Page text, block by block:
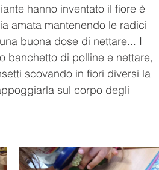
hanno inventato il fiore è
amata mantenendo le radici
buona dose di nettare... I
banchetto di polline e nettare,
scovando in fiori diversi la
sul corpo degli